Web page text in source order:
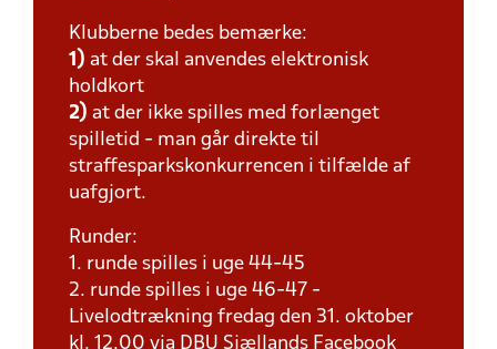
Klubberne bedes bemærke:
1) at der skal anvendes elektronisk
holdkort
2) at der ikke spilles med forlænget
spilletid - man går direkte til
straffesparkskonkurrencen i tilfælde af
uafgjort.
Runder:
1. runde spilles i uge 44-45
2. runde spilles i uge 46-47 -
Livelodtrækning fredag den 31. oktober
kl. 12.00 via DBU Sjællands Facebook